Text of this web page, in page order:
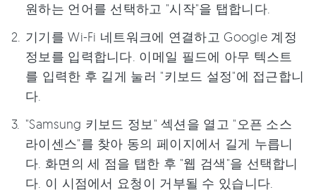
원하는 언어를 선택하고 "시작"을 탭합니다.
기기를 Wi-Fi 네트워크에 연결하고 Google 계정
정보를 입력합니다. 이메일 필드에 아무 텍스트
를 입력한 후 길게 눌러 "키보드 설정"에 접근합니
다.
"Samsung 키보드 정보" 섹션을 열고 "오픈 소스
라이센스"를 찾아 동의 페이지에서 길게 누릅니
다. 화면의 세 점을 탭한 후 "웹 검색"을 선택합니
다. 이 시점에서 요청이 거부될 수 있습니다.